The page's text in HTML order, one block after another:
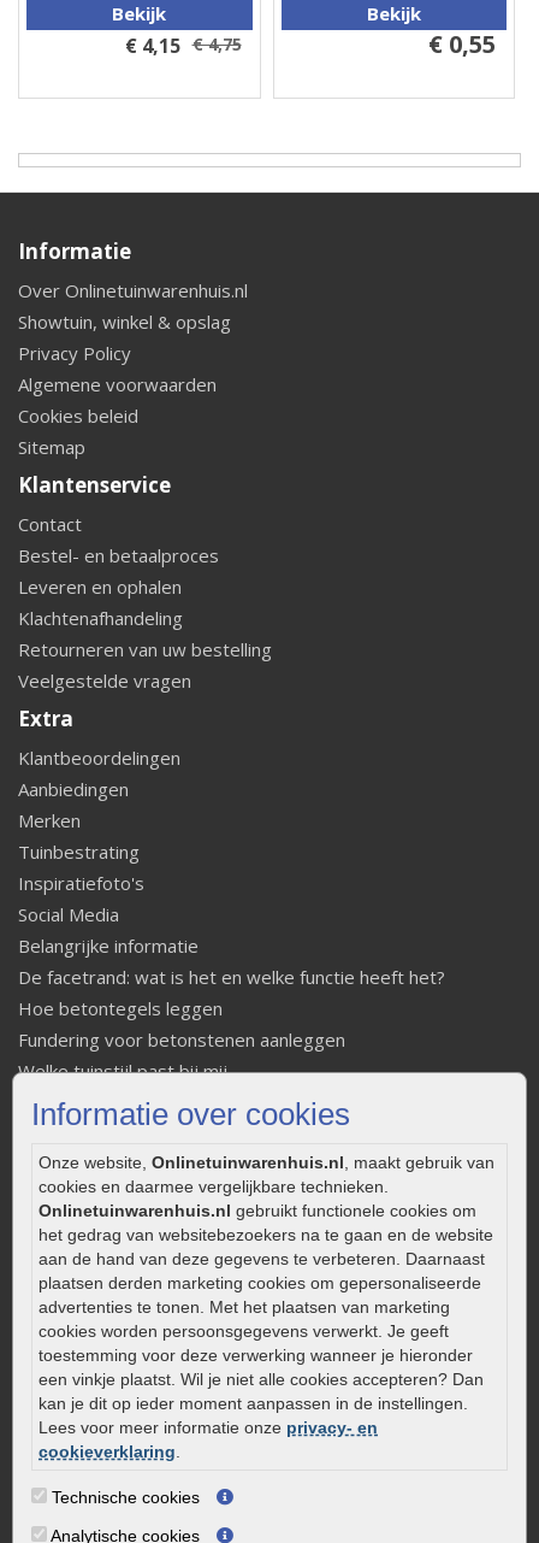
Informatie over cookies
Onze website, Onlinetuinwarenhuis.nl , maakt gebruik van
cookies en daarmee vergelijkbare technieken.
Onlinetuinwarenhuis.nl gebruikt functionele cookies om
het gedrag van websitebezoekers na te gaan en de website
aan de hand van deze gegevens te verbeteren. Daarnaast
plaatsen derden marketing cookies om gepersonaliseerde
advertenties te tonen. Met het plaatsen van marketing
cookies worden persoonsgegevens verwerkt. Je geeft
toestemming voor deze verwerking wanneer je hieronder
een vinkje plaatst. Wil je niet alle cookies accepteren? Dan
kan je dit op ieder moment aanpassen in de instellingen.
Lees voor meer informatie onze privacy- en
cookieverklaring
Technische cookies
Analytische cookies
Bekijk
€ 4,15 € 4,75
Bekijk
€ 0,55
Informatie
Over Onlinetuinwarenhuis.nl
Showtuin, winkel & opslag
Privacy Policy
Algemene voorwaarden
Cookies beleid
Sitemap
Klantenservice
Contact
Bestel- en betaalproces
Leveren en ophalen
Klachtenafhandeling
Retourneren van uw bestelling
Veelgestelde vragen
Extra
Klantbeoordelingen
Aanbiedingen
Merken
Tuinbestrating
Inspiratiefoto's
Social Media
Belangrijke informatie
De facetrand: wat is het en welke functie heeft het?
Hoe betontegels leggen
Fundering voor betonstenen aanleggen
Welke tuinstijl past bij mij
Strakke tuin inrichten
Onderhoud van gebakken bestrating
Aanlegtips voor gebakken bestrating
Zelf een terras aanleggen
Kleine stadstuin inrichten
0320 – 219170
Kaapstanderweg 41
8243 RB Lelystad
info@onlinetuinwarenhuis.nl
Routebeschrijving
Openingstijden
Maandag